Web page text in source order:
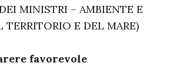
MINISTRI – AMBIENTE E
TERRITORIO E DEL MARE)
favorevole